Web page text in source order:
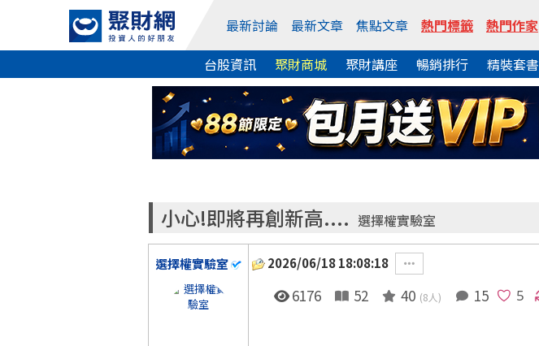
最新討論 最新文章 焦點文章 熱門標籤 熱門作家
台股資訊 聚財商城 聚財講座 暢銷排行 精裝套書
小心!即將再創新高.... 選擇權實驗室
選擇權實驗室 2026/06/18 18:08:18
6176 52 40 (8人) 15